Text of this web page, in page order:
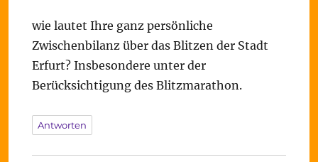
wie lautet Ihre ganz persönliche
Zwischenbilanz über das Blitzen der Stadt
Erfurt? Insbesondere unter der
Berücksichtigung des Blitzmarathon.
Antworten